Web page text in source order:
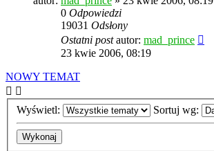
0 Odpowiedzi
19031 Odsłony
Ostatni postautor: mad_prince
23 kwie 2006, 08:19
NOWY TEMAT
Wyświetl: Sortuj wg: